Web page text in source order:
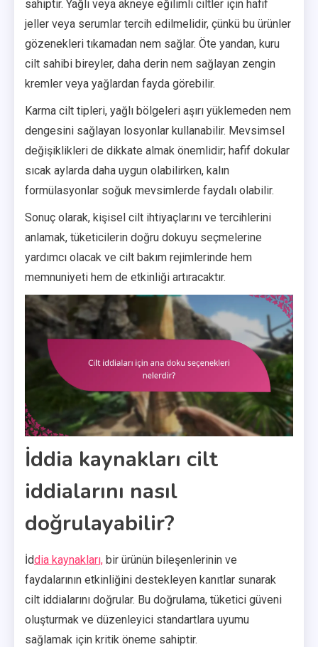
sahiptir. Yağlı veya akneye eğilimli ciltler için hafif
jeller veya serumlar tercih edilmelidir, çünkü bu ürünler
gözenekleri tıkamadan nem sağlar. Öte yandan, kuru
cilt sahibi bireyler, daha derin nem sağlayan zengin
kremler veya yağlardan fayda görebilir.
Karma cilt tipleri, yağlı bölgeleri aşırı yüklemeden nem
dengesini sağlayan losyonlar kullanabilir. Mevsimsel
değişiklikleri de dikkate almak önemlidir; hafif dokular
sıcak aylarda daha uygun olabilirken, kalın
formülasyonlar soğuk mevsimlerde faydalı olabilir.
Sonuç olarak, kişisel cilt ihtiyaçlarını ve tercihlerini
anlamak, tüketicilerin doğru dokuyu seçmelerine
yardımcı olacak ve cilt bakım rejimlerinde hem
memnuniyeti hem de etkinliği artıracaktır.
İddia kaynakları cilt
iddialarını nasıl
doğrulayabilir?
İddia kaynakları, bir ürünün bileşenlerinin ve
faydalarının etkinliğini destekleyen kanıtlar sunarak
cilt iddialarını doğrular. Bu doğrulama, tüketici güveni
oluşturmak ve düzenleyici standartlara uyumu
sağlamak için kritik öneme sahiptir.